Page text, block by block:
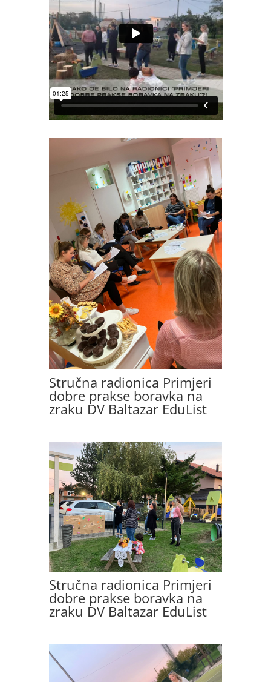
Stručna radionica Primjeri
dobre prakse boravka na
zraku DV Baltazar EduList
Stručna radionica Primjeri
dobre prakse boravka na
zraku DV Baltazar EduList